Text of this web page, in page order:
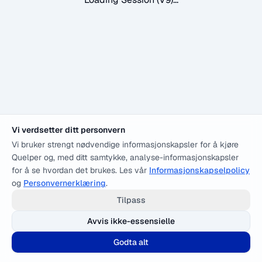
Vi verdsetter ditt personvern
Vi bruker strengt nødvendige informasjonskapsler for å kjøre
Quelper og, med ditt samtykke, analyse-informasjonskapsler
for å se hvordan det brukes. Les vår Informasjonskapselpolicy
og Personvernerklæring.
Tilpass
Avvis ikke-essensielle
Godta alt